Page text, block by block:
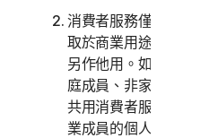
消費者服務僅供您個
取於商業用途。商業
另作他用。如未另行
庭成員、非家庭成員
共用消費者服務，且
業成員的個人不得存